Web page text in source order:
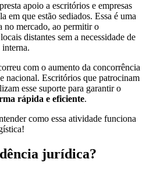
presta apoio a escritórios e empresas
em que estão sediados. Essa é uma
no mercado, ao permitir o
distantes sem a necessidade de
com o aumento da concorrência
nacional. Escritórios que patrocinam
esse suporte para garantir o
rápida e eficiente.
como essa atividade funciona
jurídica?